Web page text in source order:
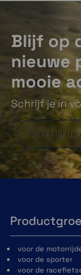
Blijf op
nieuwe
mooie
Schrijf je in
voor de
voor de sporter
voor de